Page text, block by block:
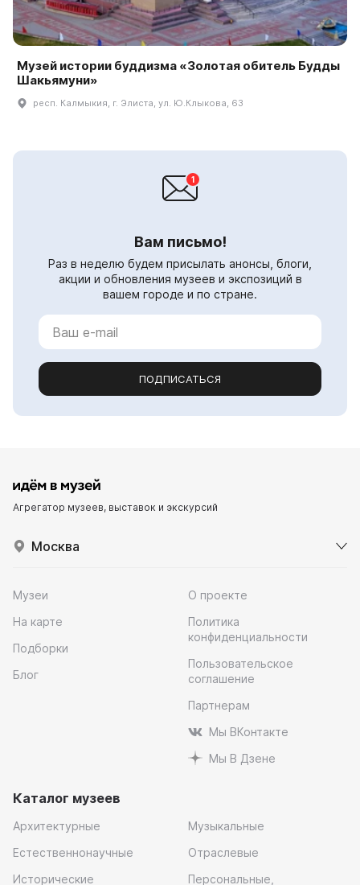
Музей истории буддизма «Золотая обитель Будды
Шакьямуни»
респ. Калмыкия, г. Элиста, ул. Ю.Клыкова, 63
Вам письмо!
Раз в неделю будем присылать анонсы, блоги,
акции и обновления музеев и экспозиций в
вашем городе и по стране.
ПОДПИСАТЬСЯ
Агрегатор музеев, выставок и экскурсий
Москва
Музеи
На карте
Подборки
Блог
О проекте
Политика
конфиденциальности
Пользовательское
соглашение
Партнерам
Мы ВКонтакте
Мы В Дзене
Каталог музеев
Архитектурные
Естественнонаучные
Исторические
Музыкальные
Отраслевые
Персональные,